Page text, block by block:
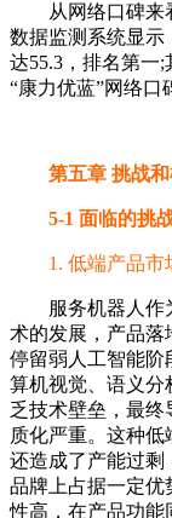
从网络口碑来看
数据监测系统显示
达55.3，排名第一;
“康力优蓝”网络口
第五章 挑战和
5-1 面临的挑
1. 低端产品市
服务机器人作为
术的发展，产品
停留弱人工智能阶
算机视觉、语义分
乏技术壁垒，最终
质化严重。这种
还造成了产能过剩
品牌上占据一定优
性高，在产品功能